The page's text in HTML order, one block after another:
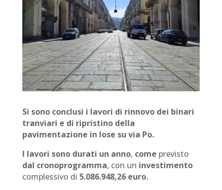
Si sono conclusi i lavori di rinnovo dei binari
tranviari e di ripristino della
pavimentazione in lose su via Po.
I lavori sono durati un anno, come previsto
dal cronoprogramma, con un investimento
complessivo di 5.086.948,26 euro.